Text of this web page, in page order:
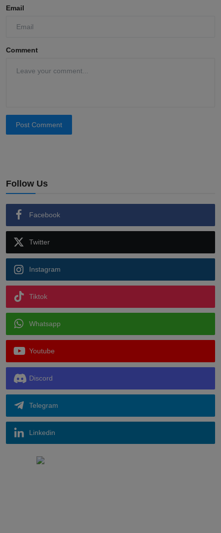
Email
Comment
Post Comment
Follow Us
Facebook
Twitter
Instagram
Tiktok
Whatsapp
Youtube
Discord
Telegram
Linkedin